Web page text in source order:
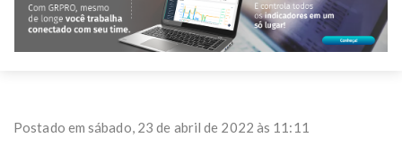
Postado em sábado, 23 de abril de 2022 às 11:11